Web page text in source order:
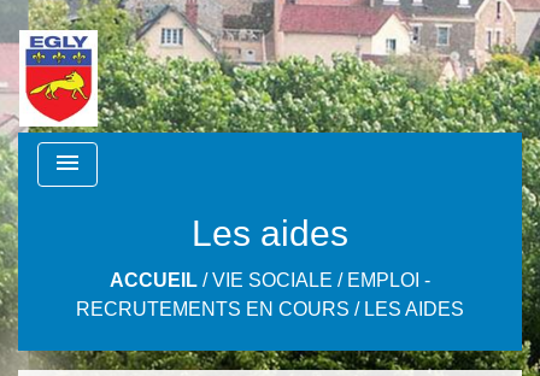
menu
Les aides
ACCUEIL /VIE SOCIALE / EMPLOI -
RECRUTEMENTS EN COURS / LES AIDES